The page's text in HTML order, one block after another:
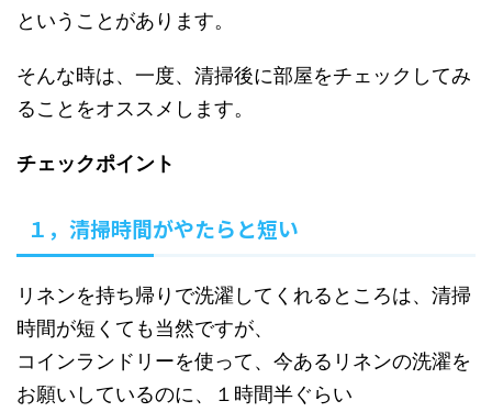
ということがあります。
そんな時は、一度、清掃後に部屋をチェックしてみ
ることをオススメします。
チェックポイント
１，清掃時間がやたらと短い
リネンを持ち帰りで洗濯してくれるところは、清掃
時間が短くても当然ですが、
コインランドリーを使って、今あるリネンの洗濯を
お願いしているのに、１時間半ぐらい